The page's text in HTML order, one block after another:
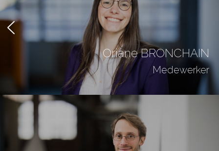
Oriane BRONCHAIN
Medewerker